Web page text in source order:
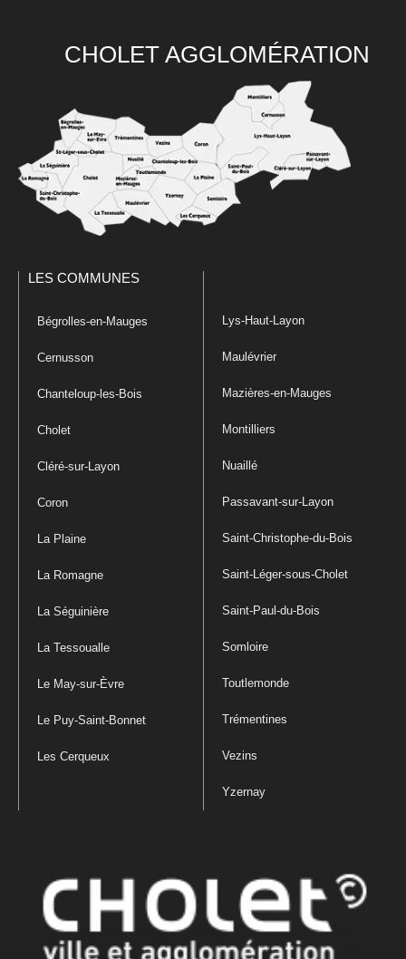
CHOLET AGGLOMÉRATION
LES COMMUNES
Bégrolles-en-Mauges
Cernusson
Chanteloup-les-Bois
Cholet
Cléré-sur-Layon
Coron
La Plaine
La Romagne
La Séguinière
La Tessoualle
Le May-sur-Èvre
Le Puy-Saint-Bonnet
Les Cerqueux
Lys-Haut-Layon
Maulévrier
Mazières-en-Mauges
Montilliers
Nuaillé
Passavant-sur-Layon
Saint-Christophe-du-Bois
Saint-Léger-sous-Cholet
Saint-Paul-du-Bois
Somloire
Toutlemonde
Trémentines
Vezins
Yzernay